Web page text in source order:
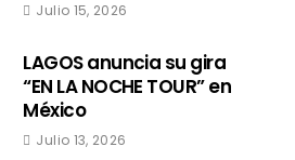
Julio 15, 2026
LAGOS anuncia su gira
“EN LA NOCHE TOUR” en
México
Julio 13, 2026